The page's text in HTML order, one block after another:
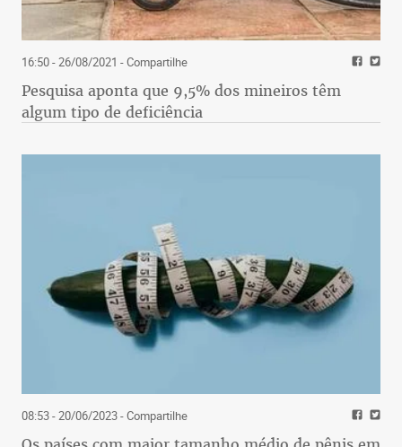
16:50 - 26/08/2021 - Compartilhe
Pesquisa aponta que 9,5% dos mineiros têm
algum tipo de deficiência
08:53 - 20/06/2023- Compartilhe